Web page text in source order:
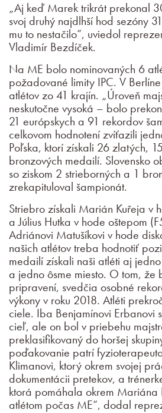
„Aj keď Marek trikrát prekonal
svoj druhý najdlhší hod sezóny
mu to nestačilo“, uviedol
Vladimír Bezdíček.
Na ME bolo nominovaných 6
požadované limity IPC. V
atlétov zo 41 krajín. „Úroveň
neskutočne vysoká – bolo
21 európskych a 91 rekordov
celkovom hodnotení zvíťazili
Poľska, ktorí získali 26 zlatých,
bronzových medailí. Slovensko
so ziskom 2 strieborných a 1
zrekapituloval šampionát.
Striebro získali Marián Kuřeja v
a Július Hutka v hode oštepom
Adriánovi Matušíkovi v hode
našich atlétov treba hodnotiť
medailí získali naši atléti aj
a jedno ôsme miesto. O tom, že
pripravení, svedčia osobné
výkony v roku 2018. Atléti
ciele. Iba Benjamínovi Erbanovi
cieľ, ale on bol v priebehu
preklasifikovaný do horšej
poďakovanie patrí
Klimanovi, ktorý okrem svojej
dokumentácii pretekov, a
ktorá pomáhala okrem Mariána
atlétom počas ME“, dodal